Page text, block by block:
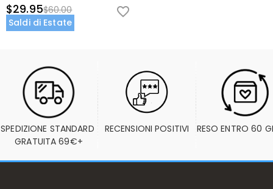
$29.95$60.00
Saldi di Estate
SPEDIZIONE STANDARD
GRATUITA 69€+
RECENSIONI POSITIVI RESO ENTRO 60